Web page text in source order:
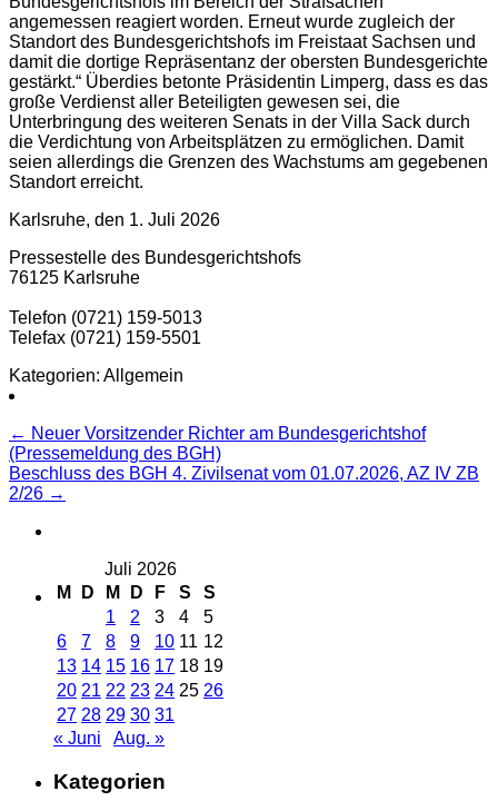
angemessen reagiert worden. Erneut wurde zugleich der
Standort des Bundesgerichtshofs im Freistaat Sachsen und
damit die dortige Repräsentanz der obersten Bundesgerichte
gestärkt.“ Überdies betonte Präsidentin Limperg, dass es das
große Verdienst aller Beteiligten gewesen sei, die
Unterbringung des weiteren Senats in der Villa Sack durch
die Verdichtung von Arbeitsplätzen zu ermöglichen. Damit
seien allerdings die Grenzen des Wachstums am gegebenen
Standort erreicht.
Karlsruhe, den 1. Juli 2026
Pressestelle des Bundesgerichtshofs
76125 Karlsruhe
Telefon (0721) 159-5013
Telefax (0721) 159-5501
Kategorien: Allgemein
Beitragsnavigation
← Neuer Vorsitzender Richter am Bundesgerichtshof
(Pressemeldung des BGH)
Beschluss des BGH 4. Zivilsenat vom 01.07.2026, AZ IV ZB
2/26 →
Juli 2026
M
D M D F S
S
1
2 3 4
5
6
7 8 9 10 11 12
13 14 15 16 17 18 19
20 21 22 23 24 25 26
27 28 29 30 31
« Juni
Aug. »
Kategorien